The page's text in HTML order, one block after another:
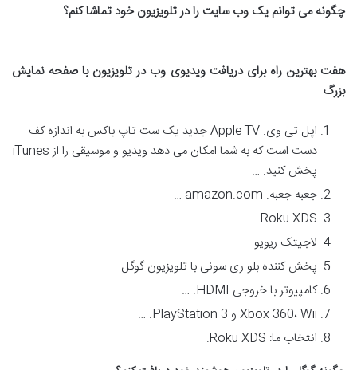
چگونه می توانم یک وب سایت را در تلویزیون خود تماشا کنم؟
هفت بهترین راه برای دریافت ویدیوی وب در تلویزیون با صفحه نمایش
بزرگ
اپل تی وی. Apple TV جدید یک ست تاپ باکس به اندازه کف
دست است که به شما امکان می دهد ویدیو و موسیقی را از iTunes
پخش کنید. …
جعبه جعبه. amazon.com …
Roku XDS. …
لاجیتک ریویو …
پخش کننده بلو ری سونی با تلویزیون گوگل. …
کامپیوتر با خروجی HDMI. …
Xbox 360، Wii و PlayStation 3. …
انتخاب ما: Roku XDS.